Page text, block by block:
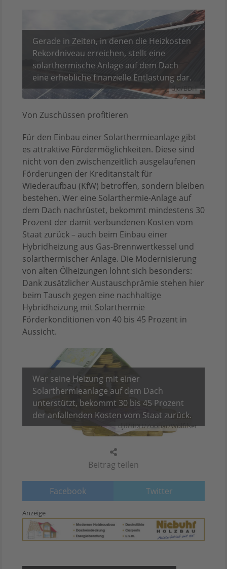
Beitrag teilen
Facebook Twitter
djd/BDH
Gerade in Zeiten, in denen die Heizkosten
Rekordniveau erreichen, stellt eine
solarthermische Anlage auf dem Dach
eine erhebliche finanzielle Entlastung dar.
Von Zuschüssen profitieren
Für den Einbau einer Solarthermieanlage gibt
es attraktive Fördermöglichkeiten. Diese sind
nicht von den zwischenzeitlich ausgelaufenen
Förderungen der Kreditanstalt für
Wiederaufbau (KfW) betroffen, sondern bleiben
bestehen. Wer eine Solarthermie-Anlage auf
dem Dach nachrüstet, bekommt mindestens 30
Prozent der damit verbundenen Kosten vom
Staat zurück – auch beim Einbau einer
Hybridheizung aus Gas-Brennwertkessel und
solarthermischer Anlage. Die Modernisierung
von alten Ölheizungen lohnt sich besonders:
Dank zusätzlicher Austauschprämie stehen hier
beim Tausch gegen eine nachhaltige
Hybridheizung mit Solarthermie
Förderkonditionen von 40 bis 45 Prozent in
Aussicht.
djd/BDH/Zoonar/Wolfilser
Wer seine Heizung mit einer
Solarthermieanlage auf dem Dach
unterstützt, bekommt 30 bis 45 Prozent
der anfallenden Kosten vom Staat zurück.
Anzeige